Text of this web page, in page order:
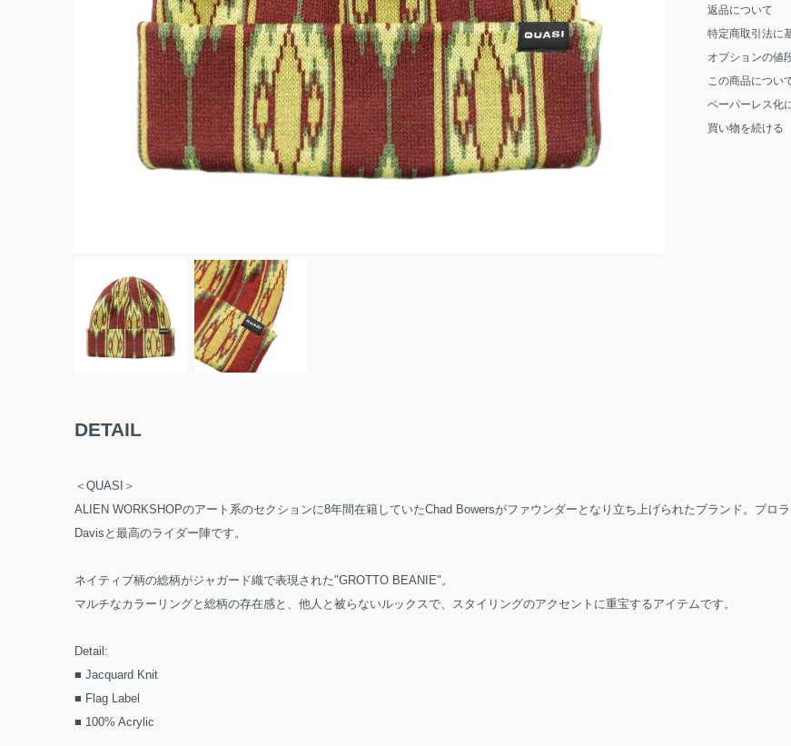
返品について
特定商取引法に
オプションの値
この商品につい
ペーパーレス化
買い物を続ける
DETAIL
＜QUASI＞
ALIEN WORKSHOPのアート系のセクションに8年間在籍していたChad Bowersがファウンダーとなり立ち上げられたブランド。プロ
Davisと最高のライダー陣です。
ネイティブ柄の総柄がジャガード織で表現された"GROTTO BEANIE"。
マルチなカラーリングと総柄の存在感と、他人と被らないルックスで、スタイリングのアクセントに重宝するアイテムです。
Detail:
■ Jacquard Knit
■ Flag Label
■ 100% Acrylic